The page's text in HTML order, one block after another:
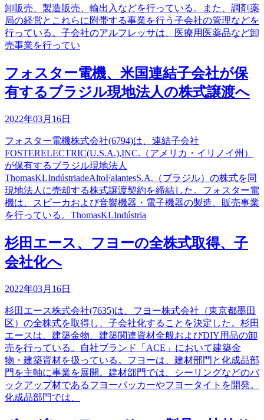
卸販売、製造販売、輸出入などを行っている。また、調剤薬
局の経営とこれらに附帯する事業を行う子会社の管理などを
行っている。子会社のアルフレッサは、医療用医薬品など卸
売事業を行ってい
フォスター電機、米国連結子会社が保
有するブラジル現地法人の株式譲渡へ
2022年03月16日
フォスター電機株式会社(6794)は、連結子会社
FOSTERELECTRIC(U.S.A.),INC.（アメリカ・イリノイ州）
が保有するブラジル現地法人
ThomasKLIndústriadeAltoFalantesS.A.（ブラジル）の株式を同
現地法人に売却する株式譲渡契約を締結した。フォスター電
機は、スピーカおよび音響機器・電子機器の製造、販売事業
を行っている。ThomasKLIndústria
杉田エース、フヨーの全株式取得、子
会社化へ
2022年03月16日
杉田エース株式会社(7635)は、フヨー株式会社（東京都墨田
区）の全株式を取得し、子会社化することを決定した。杉田
エースは、建築金物、建築関連資材全般およびDIY用品の卸
売を行っている。自社ブランド「ACE」において建築金
物・建築資材を扱っている。フヨーは、建材部門と化成品部
門を主軸に事業を展開。建材部門では、シーリングなどのバ
ックアップ材であるフヨーバッカーやフヨータイトを開発。
化成品部門では、